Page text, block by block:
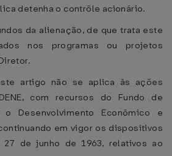
detenha o contrôle acionário.
da alienação, de que trata este
nos programas ou projetos
artigo não se aplica às ações
com recursos do Fundo de
Desenvolvimento Econômico e
em vigor os dispositivos
de junho de 1963, relativos ao